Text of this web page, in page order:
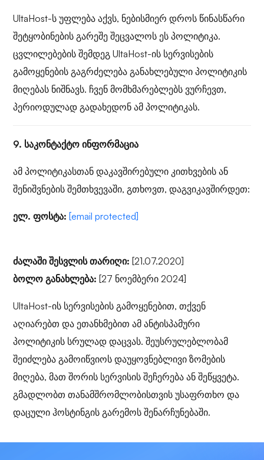
UltaHost-ს უფლება აქვს, ნებისმიერ დროს წინასწარი
შეტყობინების გარეშე შეცვალოს ეს პოლიტიკა.
ცვლილებების შემდეგ UltaHost-ის სერვისების
გამოყენების გაგრძელება განახლებული პოლიტიკის
მიღებას ნიშნავს. ჩვენ მომხმარებლებს ვურჩევთ,
პერიოდულად გადახედონ ამ პოლიტიკას.
9. საკონტაქტო ინფორმაცია
ამ პოლიტიკასთან დაკავშირებული კითხვების ან
შენიშვნების შემთხვევაში, გთხოვთ, დაგვიკავშირდეთ:
ელ. ფოსტა: [email protected]
ძალაში შესვლის თარიღი: [21.07.2020]
ბოლო განახლება: [27 ნოემბერი 2024]
UltaHost-ის სერვისების გამოყენებით, თქვენ
აღიარებთ და ეთანხმებით ამ ანტისპამური
პოლიტიკის სრულად დაცვას. შეუსრულებლობამ
შეიძლება გამოიწვიოს დაუყოვნებლივი ზომების
მიღება, მათ შორის სერვისის შეჩერება ან შეწყვეტა.
გმადლობთ თანამშრომლობისთვის უსაფრთხო და
დაცული ჰოსტინგის გარემოს შენარჩუნებაში.